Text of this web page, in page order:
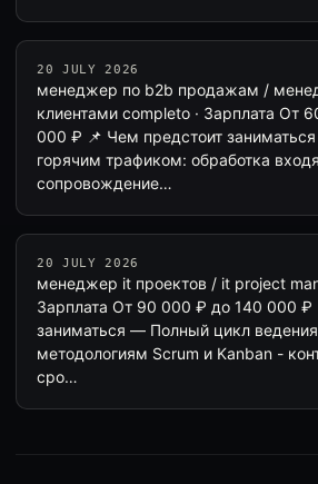
20 JULY 2026
менеджер по b2b продажам /
клиентами completo · Зарплата От
000 ₽ 📌 Чем предстоит
горячим трафиком: обработка
сопровождение…
20 JULY 2026
менеджер it проектов / it project
Зарплата От 90 000 ₽ до 140 000 ₽
заниматься — Полный цикл
методологиям Scrum и Kanban -
сро…